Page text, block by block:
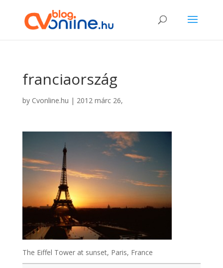
franciaország
by Cvonline.hu | 2012 márc 26,
The Eiffel Tower at sunset, Paris, France